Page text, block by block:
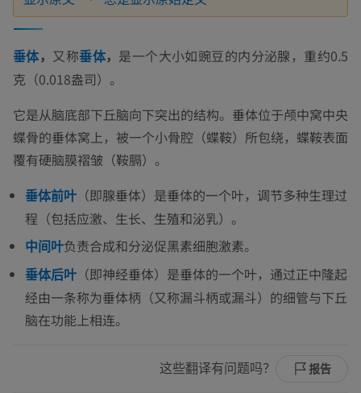
垂体， 又称垂体， 是一个大小如豌豆的内分泌腺，重约0.5
克（0.018盎司）。
它是从脑底部下丘脑向下突出的结构。垂体位于颅中窝中央
蝶骨的垂体窝上，被一个小骨腔（蝶鞍）所包绕，蝶鞍表面
覆有硬脑膜褶皱（鞍膈）。
垂体前叶 （即腺垂体）是垂体的一个叶，调节多种生理过
程（包括应激、生长、生殖和泌乳）。
中间叶负责合成和分泌促黑素细胞激素。
垂体后叶 （即神经垂体）是垂体的一个叶，通过正中隆起
经由一条称为垂体柄（又称漏斗柄或漏斗）的细管与下丘
脑在功能上相连。
这些翻译有问题吗？ 报告